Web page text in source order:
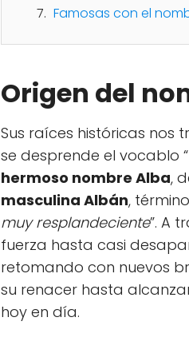
Famosas con el
Origen del
Sus raíces históricas
se desprende el vocablo “
hermoso nombre Alba,
masculina Albán,
muy resplandeciente”. A
fuerza hasta casi
retomando con nuevos
su renacer hasta
hoy en día.